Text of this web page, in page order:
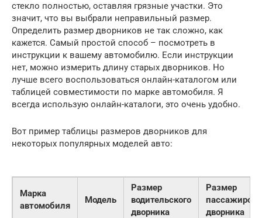
стекло полностью, оставляя грязные участки. Это
значит, что вы выбрали неправильный размер.
Определить размер дворников не так сложно, как
кажется. Самый простой способ – посмотреть в
инструкции к вашему автомобилю. Если инструкции
нет, можно измерить длину старых дворников. Но
лучше всего воспользоваться онлайн-каталогом или
таблицей совместимости по марке автомобиля. Я
всегда использую онлайн-каталоги, это очень удобно.
Вот пример таблицы размеров дворников для
некоторых популярных моделей авто:
Марка
автомобиля
Модель
Размер
водительского
дворника
Размер
дворника